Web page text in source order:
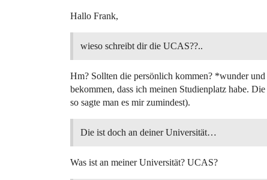
Hallo Frank,
wieso schreibt dir die UCAS??..
Hm? Sollten die persönlich kommen? *wunder
bekommen, dass ich meinen Studienplatz habe.
so sagte man es mir zumindest).
Die ist doch an deiner Universität…
Was ist an meiner Universität? UCAS?